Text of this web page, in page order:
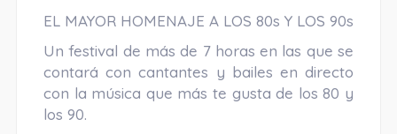
EL MAYOR HOMENAJE A LOS 80s Y LOS 90s
Un festival de más de 7 horas en las que se
contará con cantantes y bailes en directo
con la música que más te gusta de los 80 y
los 90.